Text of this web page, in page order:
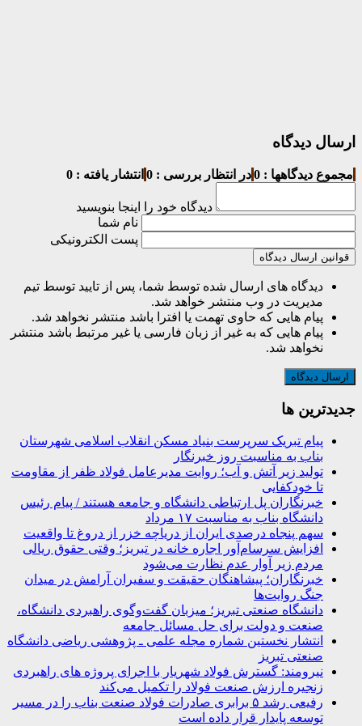
ارسال دیدگاه
مجموع دیدگاهها : 0 در انتظار بررسی : 0 انتشار یافته : 0
دیدگاه خود را اینجا بنویسید
نام شما
پست الکترونیکی
قوانین ارسال دیدگاه
دیدگاه های ارسال شده توسط شما، پس از تایید توسط تیم
مدیریت در وب منتشر خواهد شد.
پیام هایی که حاوی تهمت یا افترا باشد منتشر نخواهد شد.
پیام هایی که به غیر از زبان فارسی یا غیر مرتبط باشد منتشر
نخواهد شد.
جديدترين ها
پیام تبریک سرپرست بنیاد مسکن انقلاب اسلامی شهرستان
بناب به مناسبت روز خبرنگار
تولید زیر آتش و آب؛ روایت مدیرعامل فولاد ظفر از مقاومت
تا خودکفایی
خبرنگاران پل ارتباطی دانشگاه و جامعه هستند / پیام رئیس
دانشگاه بناب به مناسبت ۱۷ مرداد
سهم پنجاه درصدی ایران از دریاچه خزر از دروغ تا واقعیت
افزایش سرسام‌آور اجاره خانه در تبریز؛ وقتی حقوق ریالی
مردم زیر آوار عدم نظارت می‌شود
خبرنگاران؛ پیشاهنگان حقیقت و سفیران آرامش در میدان
جنگ روایت‌ها
دانشگاه صنعتی تبریز؛ میزبان گفت‌وگوی راهبردی دانشگاه،
صنعت و دولت برای حل مسائل جامعه
انتشار نخستین شماره مجله علمی ـ پژوهشی ریاضی دانشگاه
صنعتی تبریز
نیرومند: گسترش فولاد شهریار با اجرای پروژه های راهبردی
زنجیره ارزش صنعت فولاد را تکمیل می‌کند
رفیعی رشد ۵ برابری صادرات فولاد صنعت بناب را در مسیر
توسعه پایدار قرار داده است